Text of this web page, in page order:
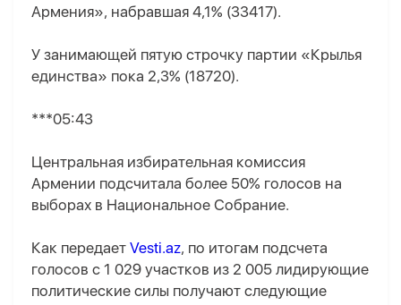
Армения», набравшая 4,1% (33417).
У занимающей пятую строчку партии «Крылья
единства» пока 2,3% (18720).
***05:43
Центральная избирательная комиссия
Армении подсчитала более 50% голосов на
выборах в Национальное Собрание.
Как передает Vesti.az, по итогам подсчета
голосов с 1 029 участков из 2 005 лидирующие
политические силы получают следующие